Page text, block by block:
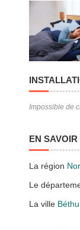
Impossible de
EN
La région
Le
La ville